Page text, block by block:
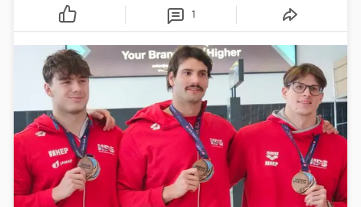
1